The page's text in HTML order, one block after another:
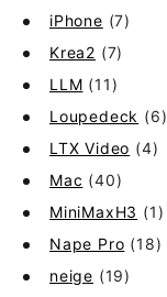
iPhone (7)
Krea2 (7)
LLM (11)
Loupedeck (6)
LTX Video (4)
Mac (40)
MiniMaxH3 (1)
Nape Pro (18)
neige (19)